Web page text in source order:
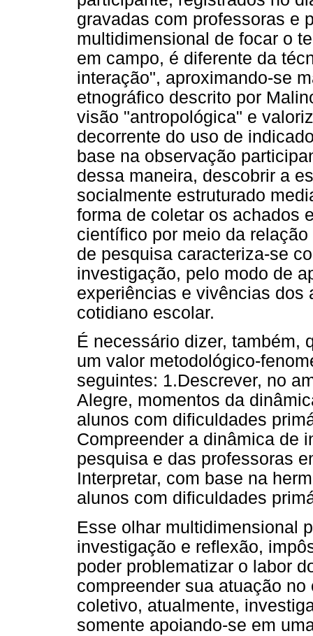
gravadas com professoras e
multidimensional de focar o
em campo, é diferente da
interação", aproximando-se
etnográfico descrito por
visão "antropológica" e
decorrente do uso de
base na observação
dessa maneira, descobrir a
socialmente estruturado
forma de coletar os achados
científico por meio da
de pesquisa caracteriza-se
investigação, pelo modo de
experiências e vivências dos
cotidiano escolar.
É necessário dizer, também,
um valor metodológico-
seguintes: 1.Descrever, no
Alegre, momentos da
alunos com dificuldades
Compreender a dinâmica de
pesquisa e das professoras
Interpretar, com base na
alunos com dificuldades
Esse olhar multidimensional
investigação e reflexão,
poder problematizar o labor
compreender sua atuação
coletivo, atualmente,
somente apoiando-se em